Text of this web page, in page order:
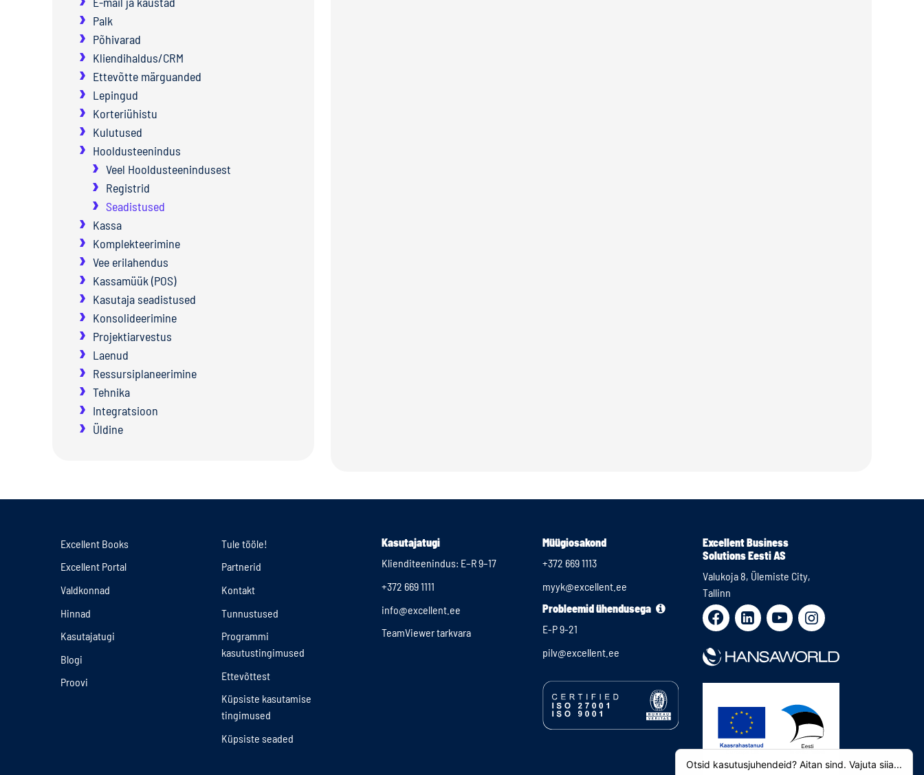
Palk
Põhivarad
Kliendihaldus/CRM
Ettevõtte märguanded
Lepingud
Korteriühistu
Kulutused
Hooldusteenindus
Veel Hooldusteenindusest
Registrid
Seadistused
Kassa
Komplekteerimine
Vee erilahendus
Kassamüük (POS)
Kasutaja seadistused
Konsolideerimine
Projektiarvestus
Laenud
Ressursiplaneerimine
Tehnika
Integratsioon
Üldine
Excellent Books
Excellent Portal
Valdkonnad
Hinnad
Kasutajatugi
Blogi
Proovi
Tule tööle!
Partnerid
Kontakt
Tunnustused
Programmi
kasutustingimused
Ettevõttest
Küpsiste kasutamise
tingimused
Küpsiste seaded
Kasutajatugi
Klienditeenindus: E–R 9–17
+372 669 1111
info@excellent.ee
TeamViewer tarkvara
Müügiosakond
+372 669 1113
myyk@excellent.ee
Probleemid ühendusega
E-P 9-21
pilv@excellent.ee
Excellent Business
Solutions Eesti AS
Valukoja 8, Ülemiste City,
Tallinn